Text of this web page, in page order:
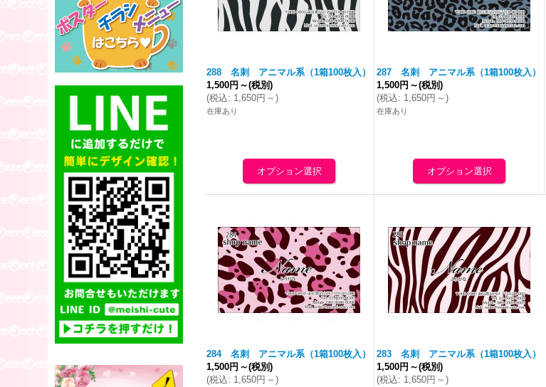
288 名刺 アニマル系（1箱100枚入）
1,500円 ～(税別)
(税込: 1,650円 ～)
在庫あり
287 名刺 アニマル系（1箱100枚入）
1,500円 ～(税別)
(税込: 1,650円 ～)
在庫あり
284 名刺 アニマル系（1箱100枚入）
1,500円 ～(税別)
(税込: 1,650円 ～)
283 名刺 アニマル系（1箱100枚入）
1,500円 ～(税別)
(税込: 1,650円 ～)